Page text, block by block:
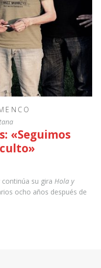
«Seguimos
su gira Hola y
ocho años después de